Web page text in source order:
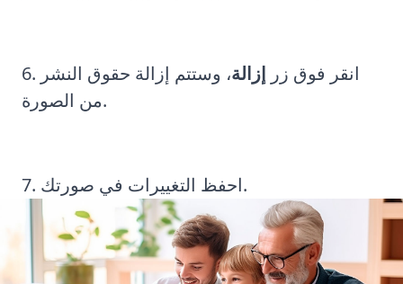
انقر فوق زر إزالة، وستتم إزالة حقوق النشر
من الصورة.
احفظ التغييرات في صورتك.